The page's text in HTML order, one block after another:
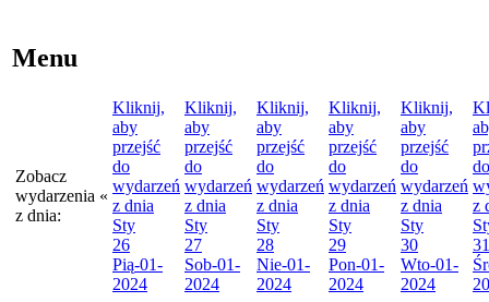
Menu
Zobacz
wydarzenia
z dnia:
«
Kliknij,
aby
przejść
do
wydarzeń
z dnia
Sty
26
Pią-01-
2024
Kliknij,
aby
przejść
do
wydarzeń
z dnia
Sty
27
Sob-01-
2024
Kliknij,
aby
przejść
do
wydarzeń
z dnia
Sty
28
Nie-01-
2024
Kliknij,
aby
przejść
do
wydarzeń
z dnia
Sty
29
Pon-01-
2024
Kliknij,
aby
przejść
do
wydarzeń
z dnia
Sty
30
Wto-01-
2024
do
z
31